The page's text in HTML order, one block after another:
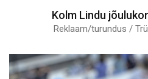
Kolm Lindu
Reklaam/turundus /